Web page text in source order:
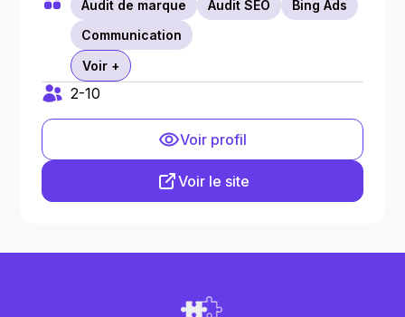
Audit de marque
Audit SEO
Bing Ads
Communication
Voir +
2-10
Voir profil
Voir le site